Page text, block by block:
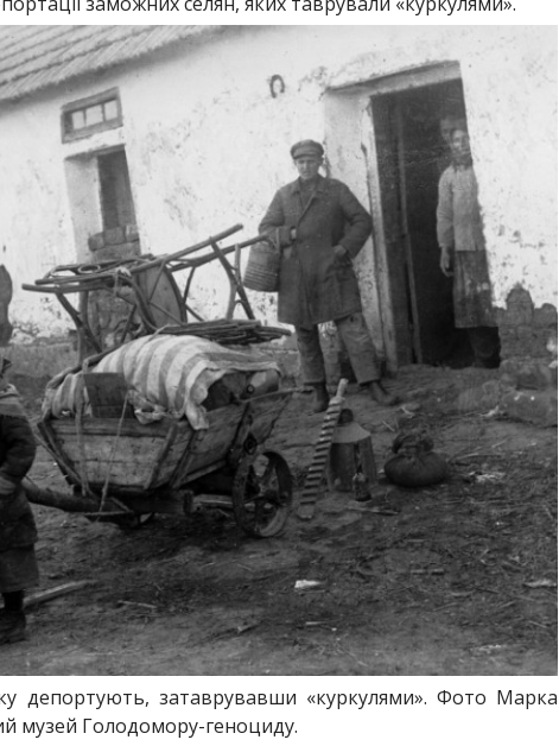
депортують, затаврувавши «куркулями». Фото Марка
музей Голодомору-геноциду.